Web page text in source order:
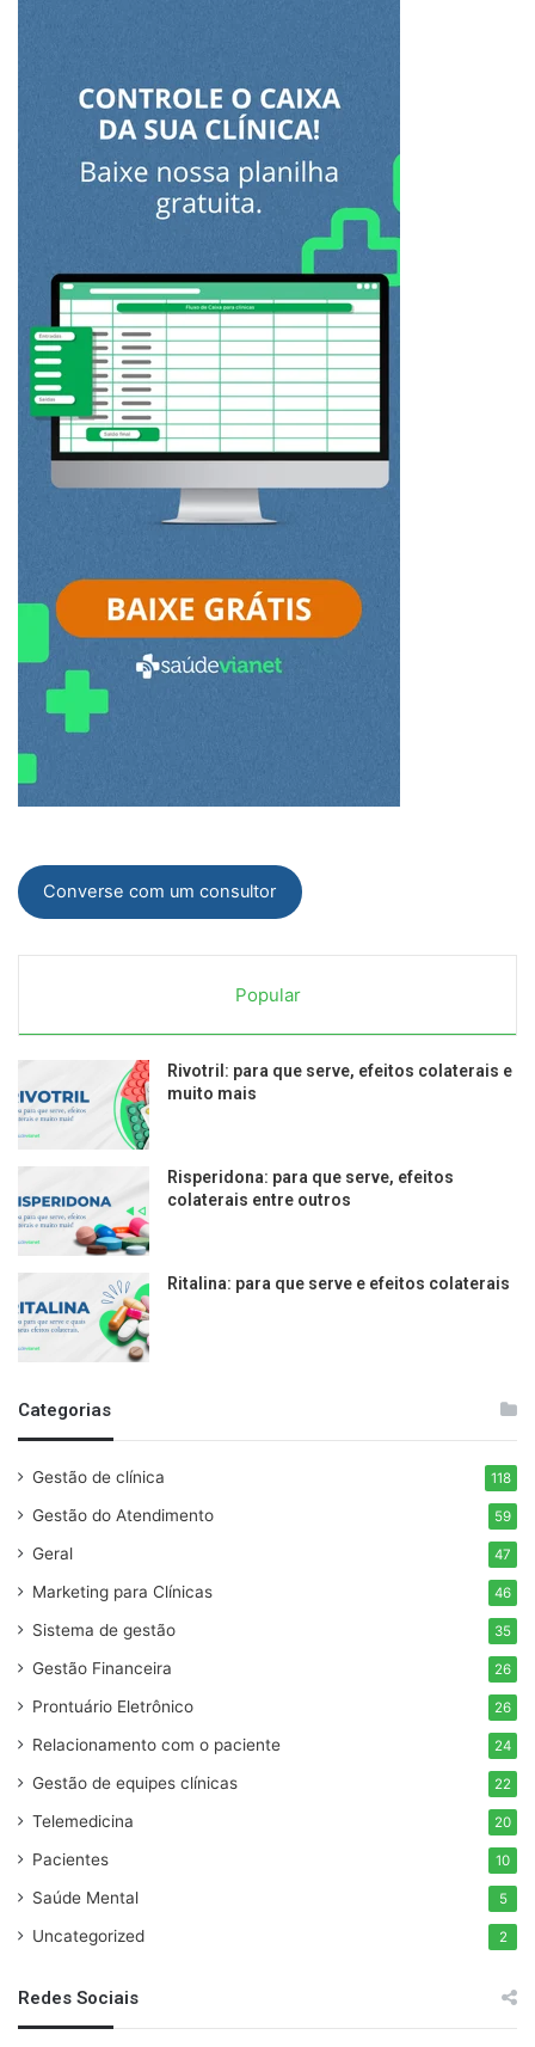
Converse com um consultor
Popular
Rivotril: para que serve, efeitos colaterais e
muito mais
Risperidona: para que serve, efeitos
colaterais entre outros
Ritalina: para que serve e efeitos colaterais
Categorias
Gestão de clínica 118
Gestão do Atendimento 59
Geral 47
Marketing para Clínicas 46
Sistema de gestão 35
Gestão Financeira 26
Prontuário Eletrônico 26
Relacionamento com o paciente 24
Gestão de equipes clínicas 22
Telemedicina 20
Pacientes 10
Saúde Mental 5
Uncategorized 2
Redes Sociais